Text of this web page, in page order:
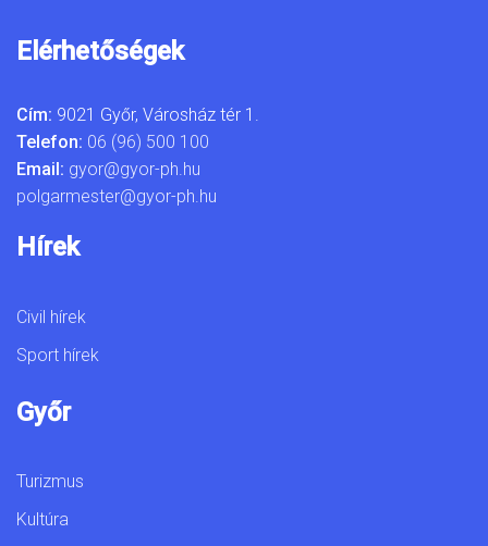
Elérhetőségek
Cím: 9021 Győr, Városház tér 1.
Telefon: 06 (96) 500 100
Email: gyor@gyor-ph.hu
polgarmester@gyor-ph.hu
Hírek
Civil hírek
Sport hírek
Győr
Turizmus
Kultúra